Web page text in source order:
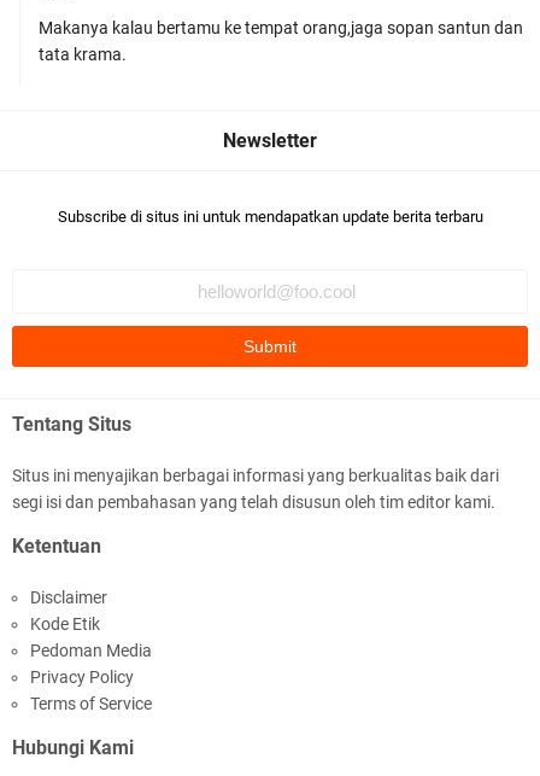
Kapolsek Gunungsari Resmi Diganti ,AKP Imran
Ditlantas Polda NTB Edukasi Tertib Berlalu di
Pelajar SMPN 1 Gerung
Makanya kalau bertamu ke tempat orang,jaga sopan santun dan
tata krama.
Subscribe di situs ini untuk mendapatkan update berita terbaru
Tentang Situs
Situs ini menyajikan berbagai informasi yang berkualitas baik dari
segi isi dan pembahasan yang telah disusun oleh tim editor kami.
Ketentuan
Disclaimer
Kode Etik
Pedoman Media
Privacy Policy
Terms of Service
Hubungi Kami